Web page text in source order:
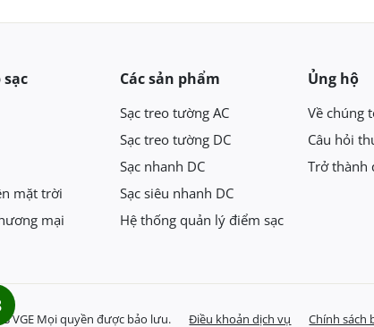
mặt trời
mại
Các sản phẩm
Sạc treo tường AC
Sạc treo tường DC
Sạc nhanh DC
Sạc siêu nhanh DC
Hệ thống quản lý điểm sạc
Ủng hộ
Về chúng
Câu hỏi
Trở thành
VGE Mọi quyền được bảo lưu. Điều khoản dịch vụ Chính sách